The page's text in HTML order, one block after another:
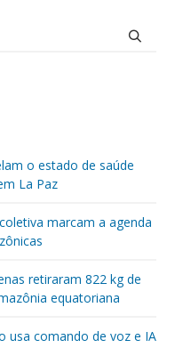
o estado de saúde
La Paz
marcam a agenda
retiraram 822 kg de
equatoriana
usa comando de voz e IA